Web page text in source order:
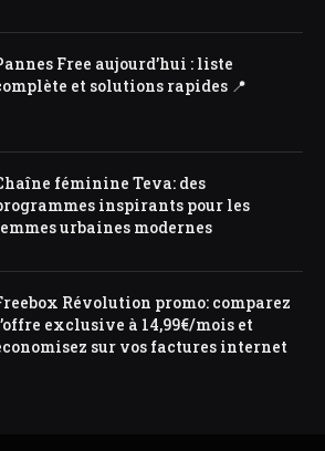
Free aujourd’hui : liste
et solutions rapides 📍
féminine Teva: des
inspirants pour les
urbaines modernes
Révolution promo: comparez
exclusive à 14,99€/mois et
sur vos factures internet